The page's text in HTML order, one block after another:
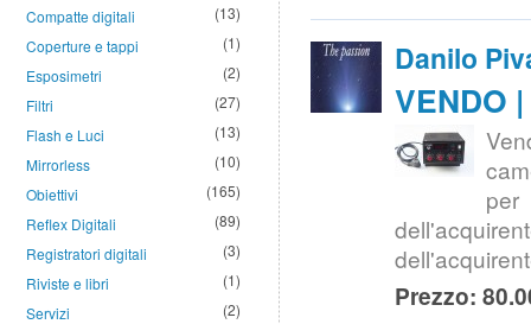
Compatte digitali
(13)
Coperture e tappi
(1)
Esposimetri
(2)
Filtri
(27)
Flash e Luci
(13)
Mirrorless
(10)
Obiettivi
(165)
Reflex Digitali
(89)
Registratori digitali
(3)
Riviste e libri
(1)
Servizi
(2)
Danilo
VENDO
per
Prezzo: